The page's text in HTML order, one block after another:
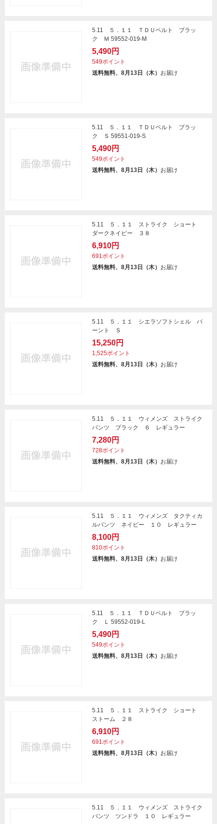
5.11 ５．１１ ＴＤＵベルト ブラッ
ク Ｍ 59552-019-M
5,490円
549ポイント
送料無料、8月13日（木） お届け
5.11 ５．１１ ＴＤＵベルト ブラッ
ク Ｓ 59551-019-S
5,490円
549ポイント
送料無料、8月13日（木） お届け
5.11 ５．１１ ストライク ショート
ダークネイビー ３８
6,910円
691ポイント
送料無料、8月13日（木） お届け
5.11 ５．１１ シエラソフトシェル バ
ーント Ｓ
15,250円
1,525ポイント
送料無料、8月13日（木） お届け
5.11 ５．１１ ウィメンズ ストライク
パンツ ブラック ６ レギュラー
7,280円
728ポイント
送料無料、8月13日（木） お届け
5.11 ５．１１ ウィメンズ タクティカ
ルパンツ ネイビー １０ レギュラー
8,100円
810ポイント
送料無料、8月13日（木） お届け
5.11 ５．１１ ＴＤＵベルト ブラッ
ク Ｌ 59552-019-L
5,490円
549ポイント
送料無料、8月13日（木） お届け
5.11 ５．１１ ストライク ショート
ストーム ２８
6,910円
691ポイント
送料無料、8月13日（木） お届け
5.11 ５．１１ ウィメンズ ストライク
パンツ ツンドラ １０ レギュラー